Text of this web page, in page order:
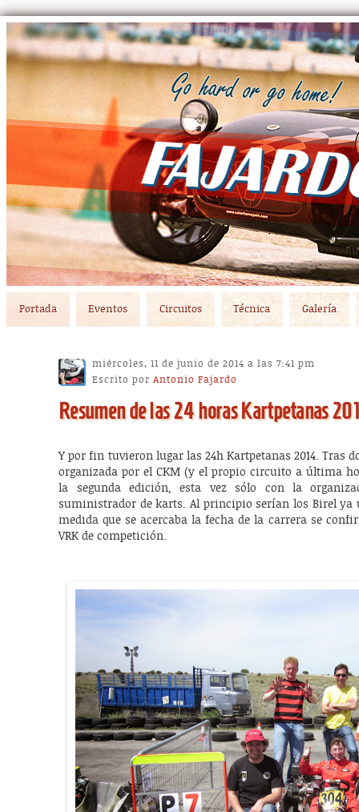
Skip to primary content
Skip to secondary content
Portada Eventos Circuitos Técnica Galería
Resumen de las 24 horas Kartpetanas
miércoles, 11 de junio de 2014 a las 7:41 pm
Escrito porAntonio Fajardo
Y por fin tuvieron lugar las 24h Kartpetanas 2014. Tras
organizada por el CKM (y el propio circuito a última
la segunda edición, esta vez sólo con la
suministrador de karts. Al principio serían los Birel ya
medida que se acercaba la fecha de la carrera se
VRK de competición.